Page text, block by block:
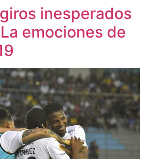
inesperados
emociones de